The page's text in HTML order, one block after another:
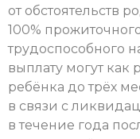
от обстоятельств
100%
трудоспособного
выплату могут
ребёнка до трёх
в связи с
в течение года